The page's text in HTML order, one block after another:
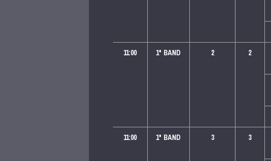
11:00
1° BAND 2 2
11:00
1° BAND 3 3